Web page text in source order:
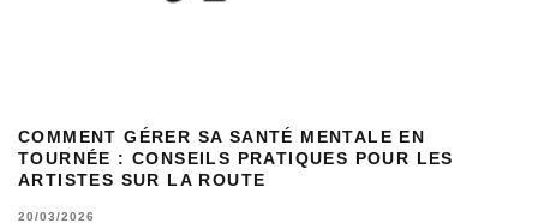
COMMENT GÉRER SA SANTÉ MENTALE EN
TOURNÉE : CONSEILS PRATIQUES POUR LES
ARTISTES SUR LA ROUTE
20/03/2026